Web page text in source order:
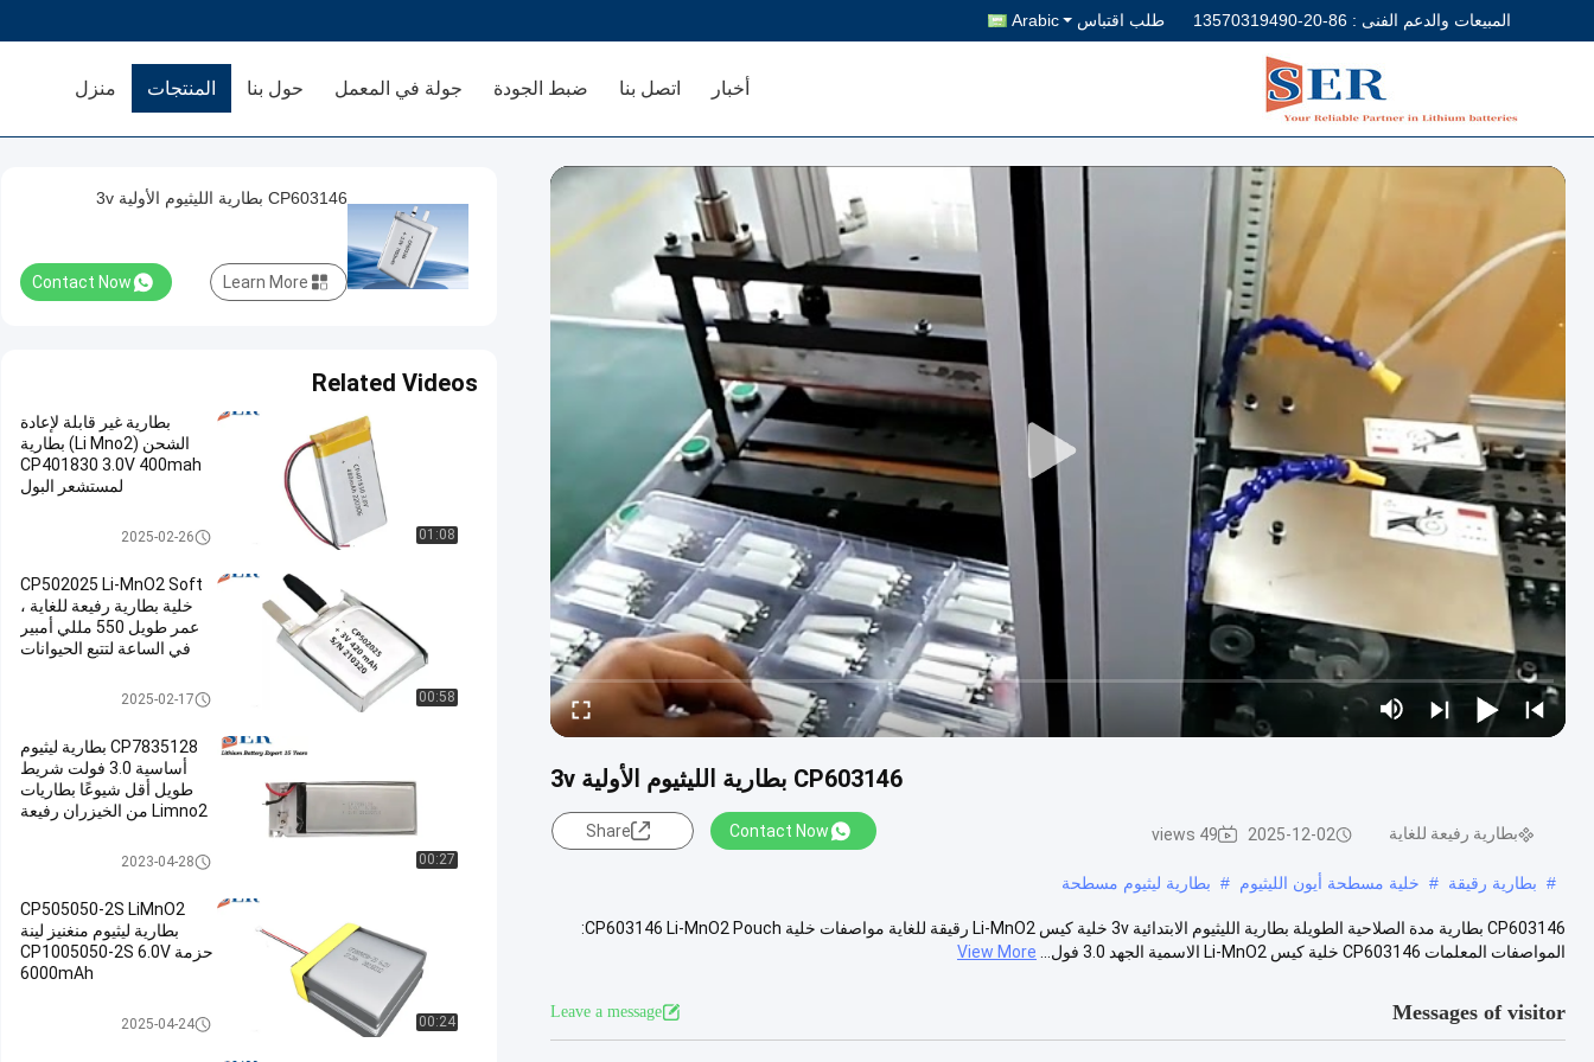
المبيعات والدعم الفنى : 86-20-13570319490 طلب اقتباس Arabic
منزل المنتجات حول بنا جولة في المعمل ضبط الجودة اتصل بنا أخبار
CP603146 بطارية الليثيوم الأولية 3v
بطارية رفيعة للغاية 2025-12-02
49 views
Contact Now
Share
# بطارية رقيقة # خلية مسطحة أيون الليثيوم # بطارية ليثيوم مسطحة
CP603146 بطارية مدة الصلاحية الطويلة بطارية الليثيوم الابتدائية 3v خلية كيس Li-MnO2 رقيقة للغاية مواصفات خلية CP603146 Li-MnO2 Pouch:
المواصفات المعلمات CP603146 خلية كيس Li-MnO2 الاسمية الجهد 3.0 فول...
View More
Messages of visitor
Leave a message
CP603146 بطارية الليثيوم الأولية 3v
Contact Now Learn More
Related Videos
01:08
بطارية غير قابلة لإعادة
الشحن (Li Mno2) بطارية
CP401830 3.0V 400mah
لمستشعر البول
بطارية رفيعة للغاية2025-02-26
00:58
CP502025 Li-MnO2 Soft
خلية بطارية رفيعة للغاية ،
عمر طويل 550 مللي أمبير
في الساعة لتتبع الحيوانات
بطارية رفيعة للغاية2025-02-17
00:27
CP7835128 بطارية ليثيوم
أساسية 3.0 فولت شريط
طويل أقل شيوعًا بطاريات
Limno2 من الخيزران رفيعة
بطارية رفيعة للغاية2023-04-28
00:24
CP505050-2S LiMnO2
بطارية ليثيوم منغنيز لينة
حزمة CP1005050-2S 6.0V
6000mAh
بطارية رفيعة للغاية2025-04-24